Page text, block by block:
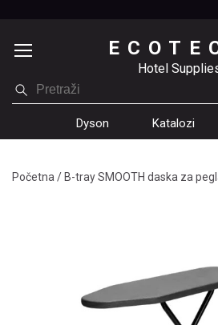
Dyson Katalozi
Hotel
Početna /B-tray SMOOTH daska za